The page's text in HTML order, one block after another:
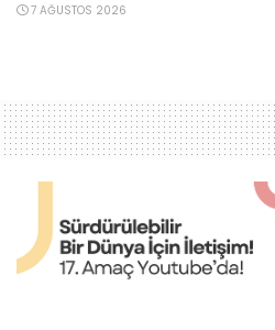
7 AĞUSTOS 2026